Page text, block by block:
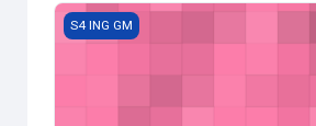
Conversion d'énergie
S4 ING GM